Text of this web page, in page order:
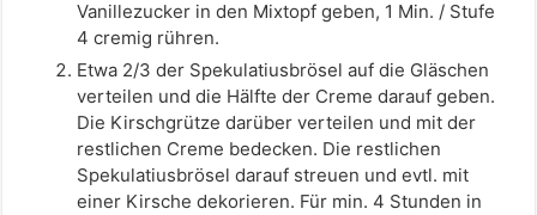
Vanillezucker in den Mixtopf geben, 1 Min. / Stufe
4 cremig rühren.
Etwa 2/3 der Spekulatiusbrösel auf die Gläschen
verteilen und die Hälfte der Creme darauf geben.
Die Kirschgrütze darüber verteilen und mit der
restlichen Creme bedecken. Die restlichen
Spekulatiusbrösel darauf streuen und evtl. mit
einer Kirsche dekorieren. Für min. 4 Stunden in